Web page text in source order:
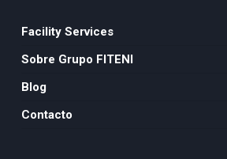
Facility Services
Sobre Grupo FITENI
Blog
Contacto